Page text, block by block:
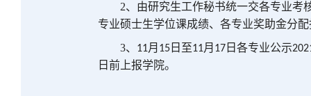
2、 由研究生工作秘书统一交各专业考
专业硕士生学位课成绩、各专业奖助金分
3、 11月 15 日至11月 17 日 各专业公示
日 前 上报学院。